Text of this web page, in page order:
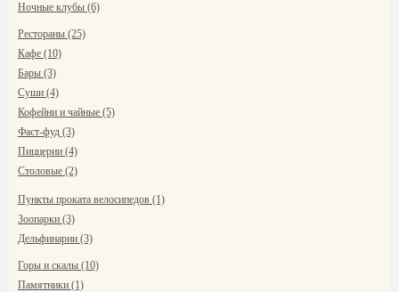
Ночные клубы (6)
Рестораны (25)
Кафе (10)
Бары (3)
Суши (4)
Кофейни и чайные (5)
Фаст-фуд (3)
Пиццерии (4)
Столовые (2)
Пункты проката велосипедов (1)
Зоопарки (3)
Дельфинарии (3)
Горы и скалы (10)
Памятники (1)